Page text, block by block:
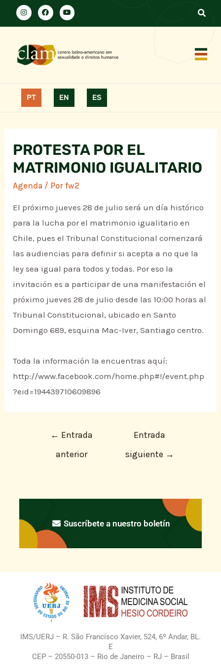
PT EN ES
PROTESTA POR EL
MATRIMONIO IGUALITARIO
Agenda / Porfw2
El próximo jueves 28 de julio será un día histórico
para la lucha por el matrimonio igualitario en
Chile, pues el Tribunal Constitucional comenzará
las audiencias para definir si acepta a no que la
ley sea igual para todos y todas. Por eso la
invitación es a participar de una manifestación el
próximo jueves 28 de julio desde las 10:00 horas al
Tribunal Constitucional, ubicado en Santo
Domingo 689, esquina Mac-Iver, Santiago centro.
Toda la información la encuentras aquí:
http://www.facebook.com/home.php#!/event.php
?eid=194439710609896
← Entrada
anterior
Entrada
siguiente →
Suscríbete a nuestro boletín
IMS/UERJ – R. São Francisco Xavier, 524, 6º Andar, BL.
E
CEP – 20550-013 – Rio de Janeiro – RJ – Brasil